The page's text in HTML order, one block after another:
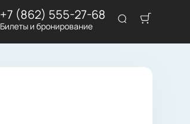
+7 (862) 555-27-68
Билеты и бронирование